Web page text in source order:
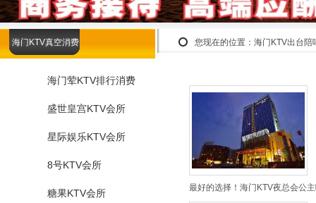
您现在的位置： 海门KTV出台陪
海门KTV真空消费
海门荤KTV排行消费
盛世皇宫KTV会所
星际娱乐KTV会所
8号KTV会所
糖果KTV会所 最好的选择！海门KTV夜总会公